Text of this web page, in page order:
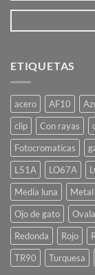
ETIQUETAS
acero AF10
clip
Con rayas
Fotocromaticas
L51A
LO67A
Media luna
Metal
Ojo de gato
Redonda
Rojo
TR90
Turquesa